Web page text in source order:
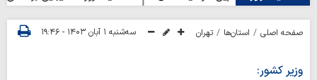
صفحه اصلی استان‌ها تهران سه‌شنبه ۱ آبان ۱۴۰۳ - ۱۹:۴۶
وزیر کشور: